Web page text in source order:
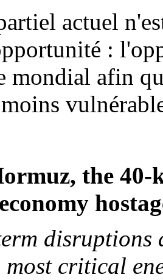
actuel
:
mondial afin
the
most critical